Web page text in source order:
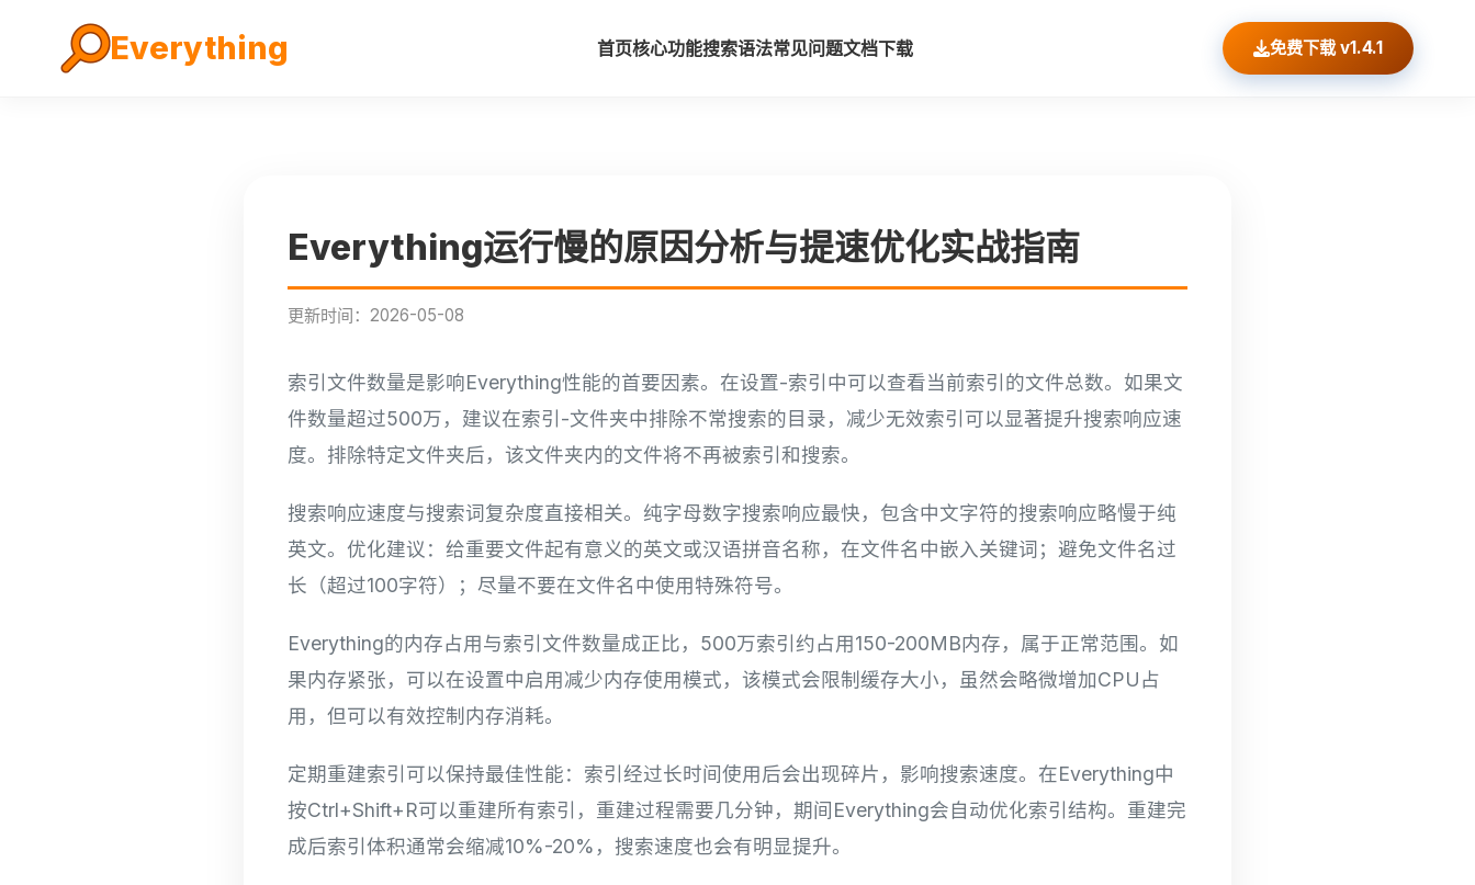
Everything 首页核心功能搜索语法常见问题文档下载 免费下载 v1.4.1
Everything运行慢的原因分析与提速优化实战指南
更新时间：2026-05-08
索引文件数量是影响Everything性能的首要因素。在设置-索引中可以查看当前索引的文件总数。如果文
件数量超过500万，建议在索引-文件夹中排除不常搜索的目录，减少无效索引可以显著提升搜索响应速
度。排除特定文件夹后，该文件夹内的文件将不再被索引和搜索。
搜索响应速度与搜索词复杂度直接相关。纯字母数字搜索响应最快，包含中文字符的搜索响应略慢于纯
英文。优化建议：给重要文件起有意义的英文或汉语拼音名称，在文件名中嵌入关键词；避免文件名过
长（超过100字符）；尽量不要在文件名中使用特殊符号。
Everything的内存占用与索引文件数量成正比，500万索引约占用150-200MB内存，属于正常范围。如
果内存紧张，可以在设置中启用减少内存使用模式，该模式会限制缓存大小，虽然会略微增加CPU占
用，但可以有效控制内存消耗。
定期重建索引可以保持最佳性能：索引经过长时间使用后会出现碎片，影响搜索速度。在Everything中
按Ctrl+Shift+R可以重建所有索引，重建过程需要几分钟，期间Everything会自动优化索引结构。重建完
成后索引体积通常会缩减10%-20%，搜索速度也会有明显提升。